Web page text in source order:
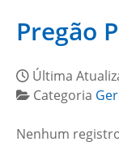
Pregão
Última
Categoria
Nenhum